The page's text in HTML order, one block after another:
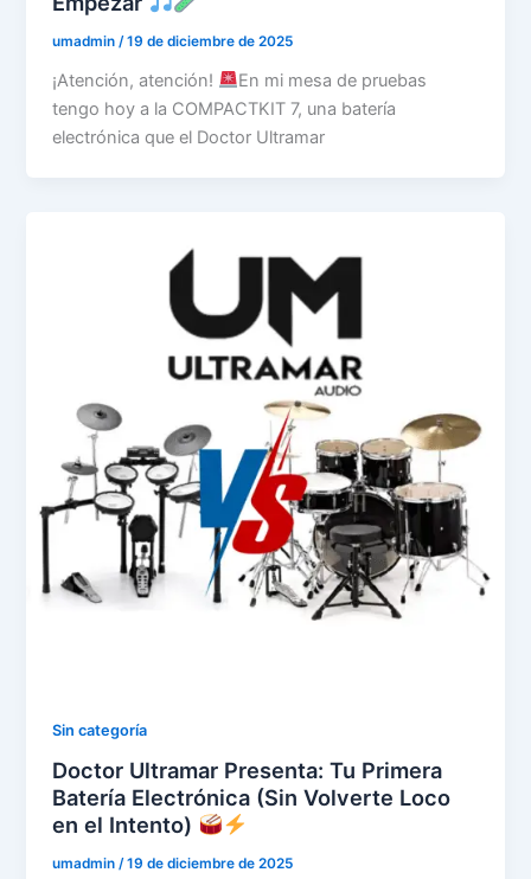
umadmin/19 de diciembre de 2025
¡Atención, atención!
En mi mesa de pruebas
tengo hoy a la COMPACTKIT 7, una batería
electrónica que el Doctor Ultramar
Sin categoría
Doctor Ultramar Presenta: Tu Primera
Batería Electrónica (Sin Volverte Loco
en el Intento)
umadmin/19 de diciembre de 2025